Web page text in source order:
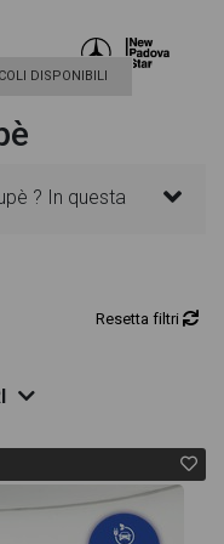
DISPONIBILI
? In questa
acquistare un
veicolo sono
come
Resetta filtri